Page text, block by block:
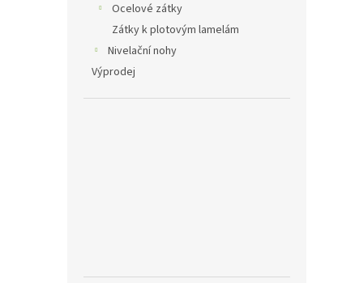
Ocelové zátky
Zátky k plotovým lamelám
Nivelační nohy
Výprodej